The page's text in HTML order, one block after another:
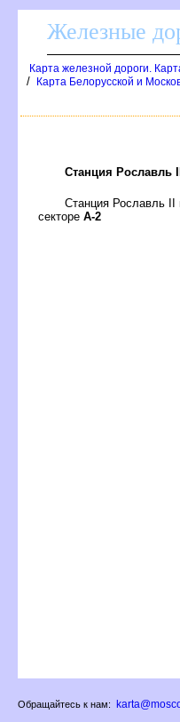
Железные
Карта железной дороги.
/ Карта Белорусской и
Станция Рославль
Станция Рославль II
секторе А-2
Обращайтесь к нам: